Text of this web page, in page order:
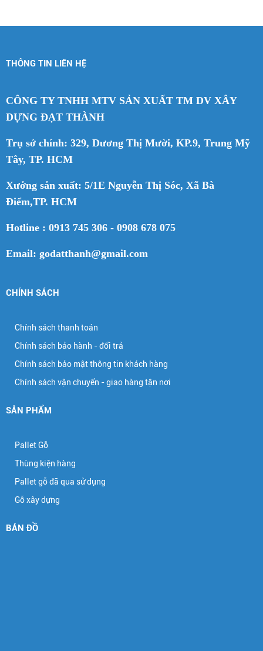
THÔNG TIN LIÊN HỆ
CÔNG TY TNHH MTV SẢN XUẤT TM DV XÂY
DỰNG ĐẠT THÀNH
Trụ sở chính: 329, Dương Thị Mười, KP.9, Trung Mỹ
Tây, TP. HCM
Xưởng sản xuất: 5/1E Nguyễn Thị Sóc, Xã Bà
Điểm,TP. HCM
Hotline : 0913 745 306 - 0908 678 075
Email: godatthanh@gmail.com
CHÍNH SÁCH
Chính sách thanh toán
Chính sách bảo hành - đổi trả
Chính sách bảo mật thông tin khách hàng
Chính sách vận chuyển - giao hàng tận nơi
SẢN PHẨM
Pallet Gỗ
Thùng kiện hàng
Pallet gỗ đã qua sử dụng
Gỗ xây dựng
BẢN ĐỒ